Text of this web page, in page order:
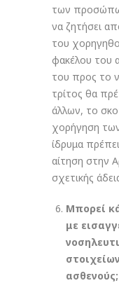
των
να ζητήσει
του
φακέλου του
του προς το
τρίτος θα
άλλων, το
χορήγηση
ίδρυμα
αίτηση στην
σχετικής
Μπορεί
με
ασθενούς;